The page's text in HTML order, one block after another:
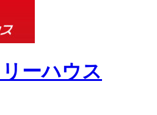
ーハウス